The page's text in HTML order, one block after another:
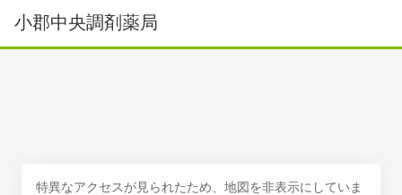
小郡中央調剤薬局
特異なアクセスが見られたため、地図を非表示にしていま